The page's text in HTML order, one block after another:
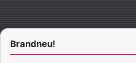
Brandneu!